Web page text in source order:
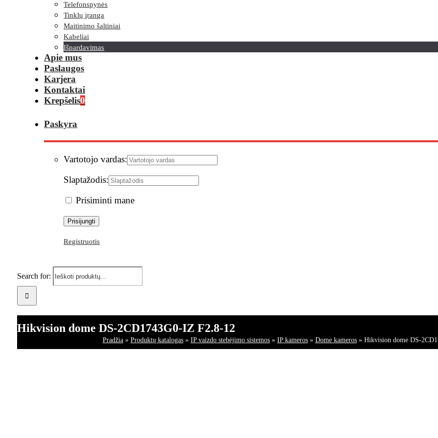
Telefonspynės
Tinklų įranga
Maitinimo šaltiniai
Kabeliai
Išpardavimas
Apie mus
Paslaugos
Karjera
Kontaktai
Krepšelis0
Paskyra
Vartotojo vardas:
Slaptažodis:
Prisiminti mane
Registruotis
Search for:
Hikvision dome DS-2CD1743G0-IZ F2.8-12
Pradžia» Produktų katalogas» IP vaizdo stebėjimo sistemos» IP kameros» Dome kameros» Hikvision dome DS-